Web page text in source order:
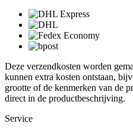
Deze verzendkosten worden
kunnen extra kosten ontstaan,
grootte of de kenmerken van de
direct in de productbeschrijving.
Service